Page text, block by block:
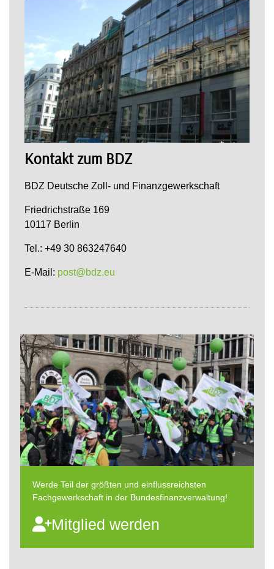
Kontakt zum BDZ
BDZ Deutsche Zoll- und Finanzgewerkschaft
Friedrichstraße 169
10117 Berlin
Tel.: +49 30 863247640
E-Mail: post@bdz.eu
Werde Teil der größten und einflussreichsten
Fachgewerkschaft in der Bundesfinanzverwaltung!
Mitglied werden